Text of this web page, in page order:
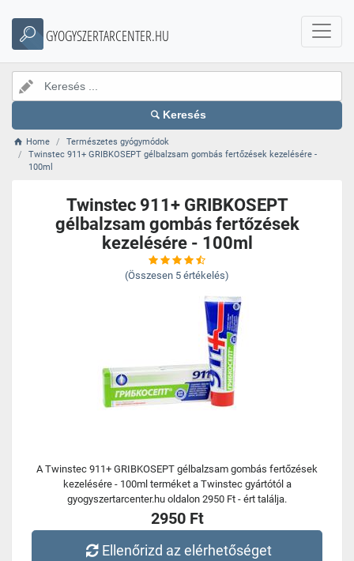
GYOGYSZERTARCENTER.HU
Keresés
Home
Természetes gyógymódok
Twinstec 911+ GRIBKOSEPT gélbalzsam gombás fertőzések kezelésére -
100ml
Twinstec 911+ GRIBKOSEPT
gélbalzsam gombás fertőzések
kezelésére - 100ml
(Összesen 5 értékelés)
A Twinstec 911+ GRIBKOSEPT gélbalzsam gombás fertőzések
kezelésére - 100ml terméket a Twinstec gyártótól a
gyogyszertarcenter.hu oldalon 2950 Ft - ért találja.
2950 Ft
Ellenőrizd az elérhetőséget